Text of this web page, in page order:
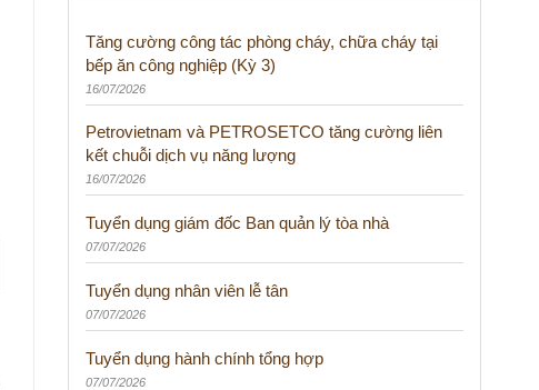
Tăng cường công tác phòng cháy, chữa cháy tại
bếp ăn công nghiệp (Kỳ 3)
16/07/2026
Petrovietnam và PETROSETCO tăng cường liên
kết chuỗi dịch vụ năng lượng
16/07/2026
Tuyển dụng giám đốc Ban quản lý tòa nhà
07/07/2026
Tuyển dụng nhân viên lễ tân
07/07/2026
Tuyển dụng hành chính tổng hợp
07/07/2026